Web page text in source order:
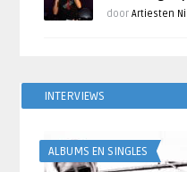
doorArtiesten
INTERVIEWS
ALBUMS EN SINGLES